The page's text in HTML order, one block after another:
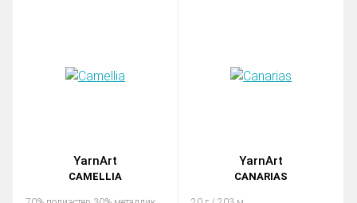
YarnArt
CAMELLIA
YarnArt
CANARIAS